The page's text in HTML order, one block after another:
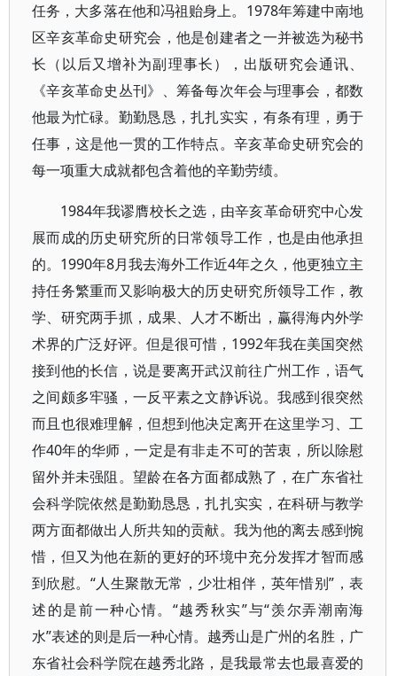
任务，大多落在他和冯祖贻身上。1978年筹建中南地
区辛亥革命史研究会，他是创建者之一并被选为秘书
长（以后又增补为副理事长），出版研究会通讯、
《辛亥革命史丛刊》、筹备每次年会与理事会，都数
他最为忙碌。勤勤恳恳，扎扎实实，有条有理，勇于
任事，这是他一贯的工作特点。辛亥革命史研究会的
每一项重大成就都包含着他的辛勤劳绩。
1984年我谬膺校长之选，由辛亥革命研究中心发
展而成的历史研究所的日常领导工作，也是由他承担
的。1990年8月我去海外工作近4年之久，他更独立主
持任务繁重而又影响极大的历史研究所领导工作，教
学、研究两手抓，成果、人才不断出，赢得海内外学
术界的广泛好评。但是很可惜，1992年我在美国突然
接到他的长信，说是要离开武汉前往广州工作，语气
之间颇多牢骚，一反平素之文静诉说。我感到很突然
而且也很难理解，但想到他决定离开在这里学习、工
作40年的华师，一定是有非走不可的苦衷，所以除慰
留外并未强阻。望龄在各方面都成熟了，在广东省社
会科学院依然是勤勤恳恳，扎扎实实，在科研与教学
两方面都做出人所共知的贡献。我为他的离去感到惋
惜，但又为他在新的更好的环境中充分发挥才智而感
到欣慰。“人生聚散无常，少壮相伴，英年惜别”，表
述的是前一种心情。“越秀秋实”与“羡尔弄潮南海
水”表述的则是后一种心情。越秀山是广州的名胜，广
东省社会科学院在越秀北路，是我最常去也最喜爱的